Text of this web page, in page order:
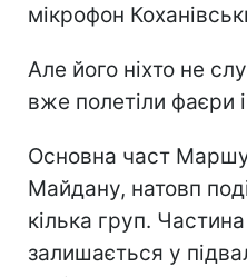
мікрофон
Але його ніхто не
вже полетіли фаєри
Основна част
Майдану, натовп
кілька груп.
залишається у